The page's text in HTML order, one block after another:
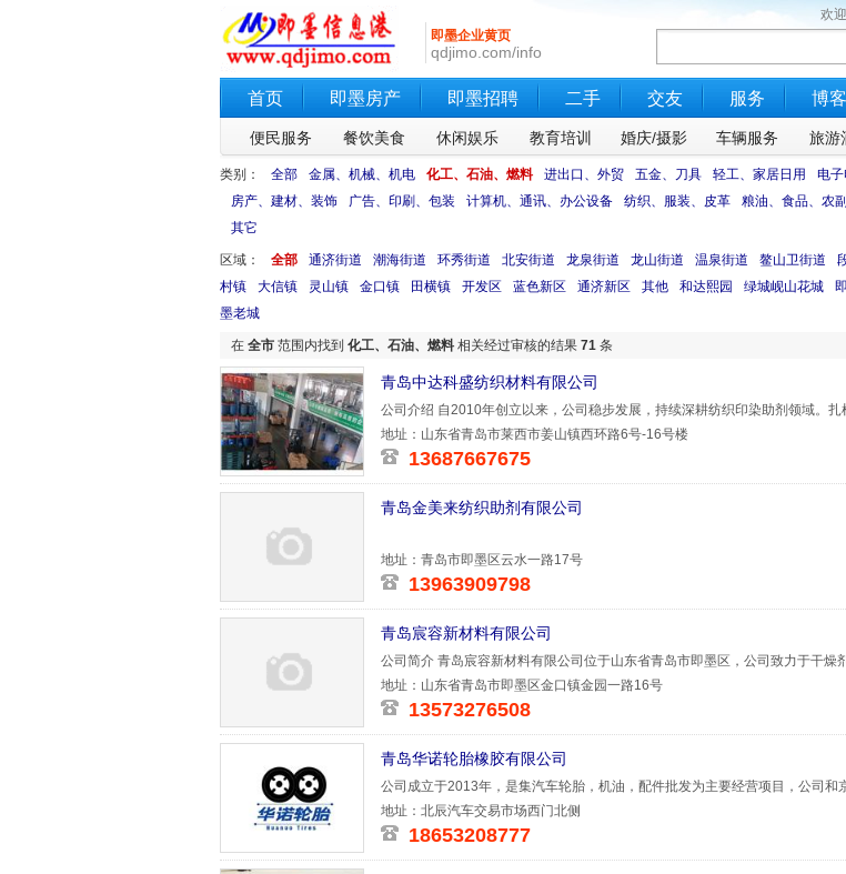
即墨企业黄页
qdjimo.com/info
欢
首页 即墨房产 即墨招聘 二手 交友 服务 博客
便民服务 餐饮美食 休闲娱乐 教育培训 婚庆/摄影 车辆服务 旅游
类别： 全部 金属、机械、机电 化工、石油、燃料 进出口、外贸 五金、刀具 轻工、家居日用 电
房产、建材、装饰
广告、印刷、包装 计算机、通讯、办公设备 纺织、服装、皮革 粮油、食品、农
其它
区域： 全部 通济街道 潮海街道 环秀街道 北安街道 龙泉街道 龙山街道 温泉街道 鳌山卫街道
村镇
大信镇 灵山镇 金口镇 田横镇 开发区 蓝色新区 通济新区 其他 和达熙园 绿城岘山花城
墨老城
在 全市 范围内找到 化工、石油、燃料 相关经过审核的结果 71 条
青岛中达科盛纺织材料有限公司
公司介绍 自2010年创立以来，公司稳步发展，持续深耕纺织印染助剂领域。扎
务实、专
地址：山东省青岛市莱西市姜山镇西环路6号-16号楼
13687667675
青岛金美来纺织助剂有限公司
地址：青岛市即墨区云水一路17号
13963909798
青岛宸容新材料有限公司
公司简介 青岛宸容新材料有限公司位于山东省青岛市即墨区，公司致力于干燥
售，公
地址：山东省青岛市即墨区金口镇金园一路16号
13573276508
青岛华诺轮胎橡胶有限公司
公司成立于2013年，是集汽车轮胎，机油，配件批发为主要经营项目，公司和
公司都有项
地址：北辰汽车交易市场西门北侧
18653208777